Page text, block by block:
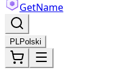
GetName
PLPolski